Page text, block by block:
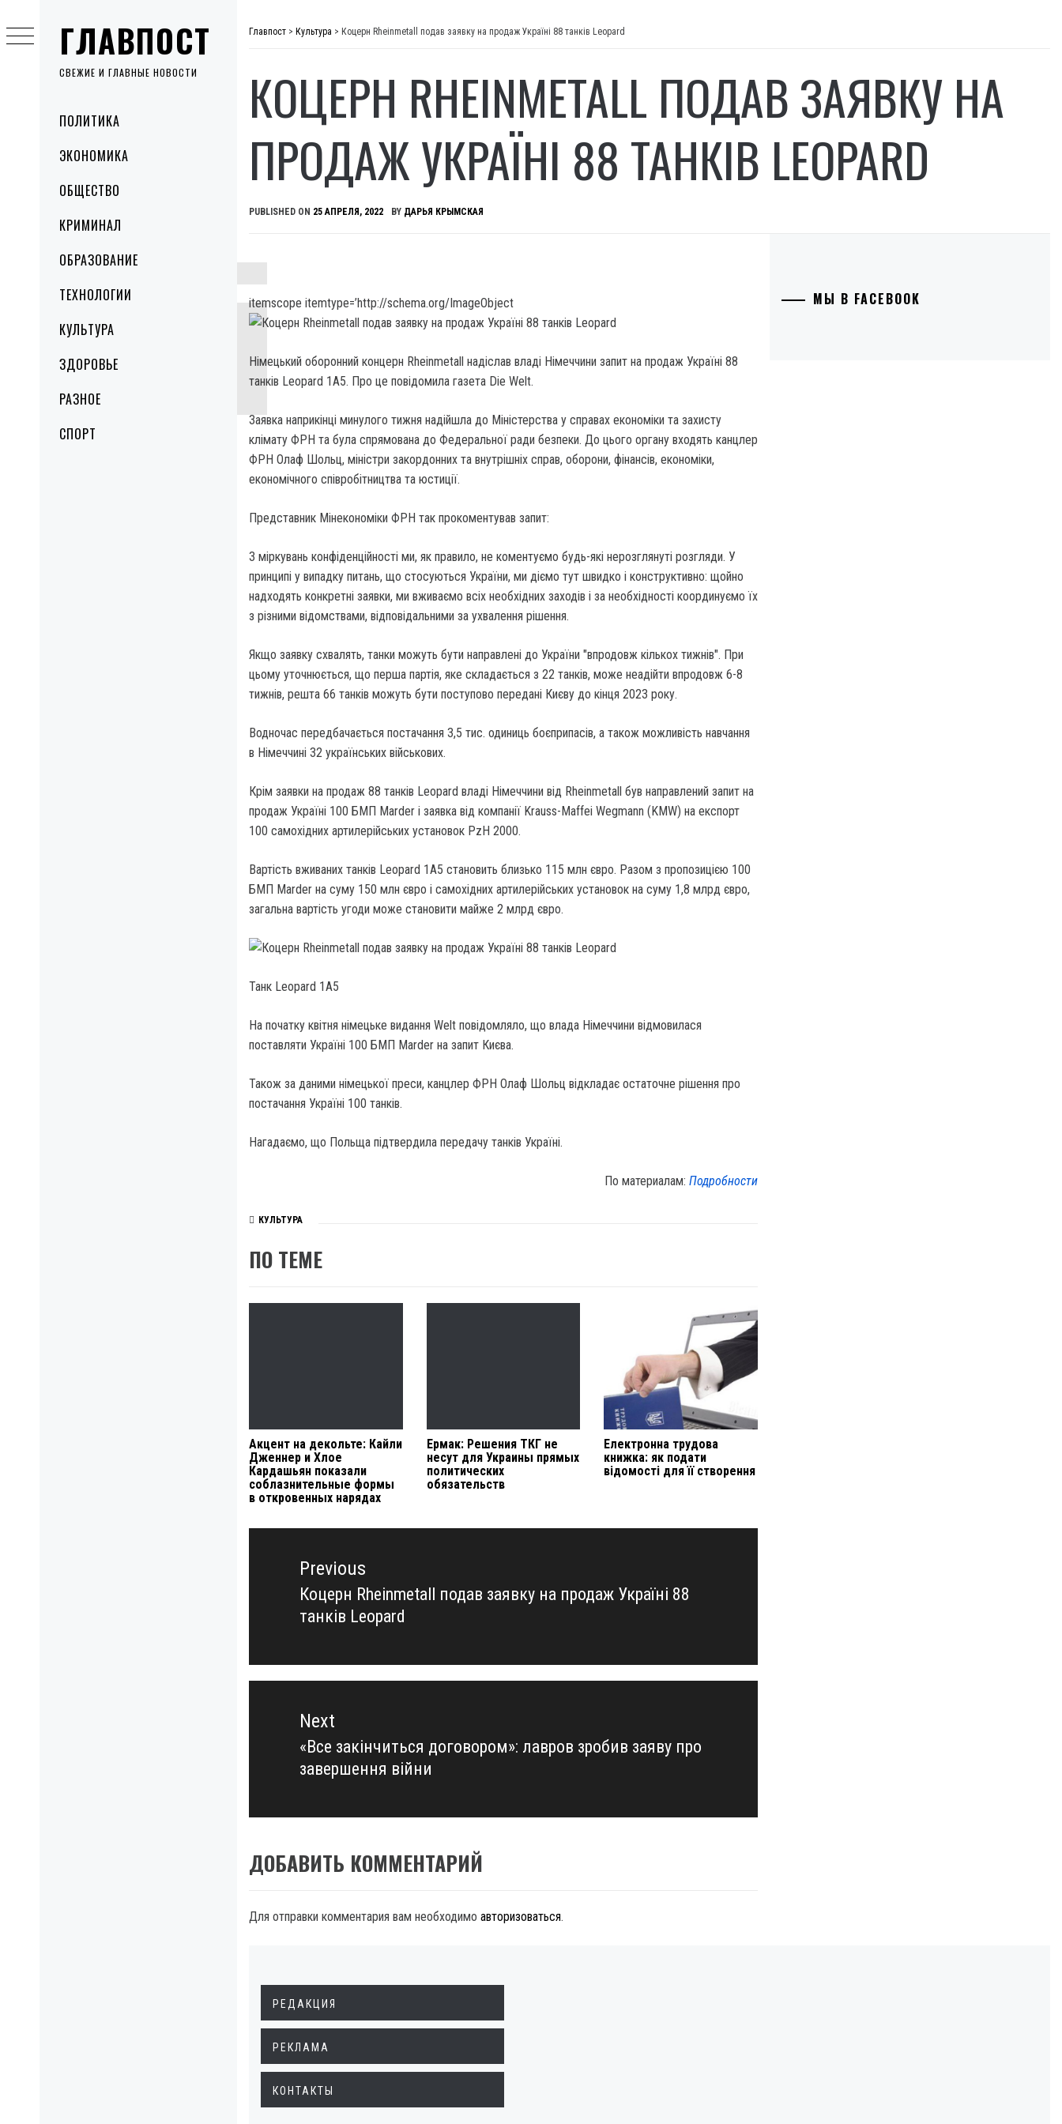
ГЛАВПОСТ
СВЕЖИЕ И ГЛАВНЫЕ НОВОСТИ
MenuПОЛИТИКА
ЭКОНОМИКА
ОБЩЕСТВО
КРИМИНАЛ
ОБРАЗОВАНИЕ
ТЕХНОЛОГИИ
КУЛЬТУРА
ЗДОРОВЬЕ
РАЗНОЕ
СПОРТ
to
content
Главпост > Культура > Коцерн Rheinmetall подав заявку на продаж Україні 88 танків Leopard
КОЦЕРН RHEINMETALL ПОДАВ ЗАЯВКУ НА
ПРОДАЖ УКРАЇНІ 88 ТАНКІВ LEOPARD
PUBLISHED ON 25 АПРЕЛЯ, 2022 BY ДАРЬЯ КРЫМСКАЯ
itemscope itemtype=’http://schema.org/ImageObject
Німецький оборонний концерн Rheinmetall надіслав владі Німеччини запит на продаж Україні 88
танків Leopard 1A5. Про це повідомила газета Die Welt.
Заявка наприкінці минулого тижня надійшла до Міністерства у справах економіки та захисту
клімату ФРН та була спрямована ​​до Федеральної ради безпеки. До цього органу входять канцлер
ФРН Олаф Шольц, міністри закордонних та внутрішніх справ, оборони, фінансів, економіки,
економічного співробітництва та юстиції.
Представник Мінекономіки ФРН так прокоментував запит:
З міркувань конфіденційності ми, як правило, не коментуємо будь-які нерозглянуті розгляди. У
принципі у випадку питань, що стосуються України, ми діємо тут швидко і конструктивно: щойно
надходять конкретні заявки, ми вживаємо всіх необхідних заходів і за необхідності координуємо їх
з різними відомствами, відповідальними за ухвалення рішення.
Якщо заявку схвалять, танки можуть бути направлені до України "впродовж кількох тижнів". При
цьому уточнюється, що перша партія, яке складається з 22 танків, може неадійти впродовж 6-8
тижнів, решта 66 танків можуть бути поступово передані Києву до кінця 2023 року.
Водночас передбачається постачання 3,5 тис. одиниць боєприпасів, а також можливість навчання
в Німеччині 32 українських військових.
Крім заявки на продаж 88 танків Leopard владі Німеччини від Rheinmetall був направлений запит на
продаж Україні 100 БМП Marder і заявка від компанії Krauss-Maffei Wegmann (KMW) на експорт
100 самохідних артилерійських установок PzH 2000.
Вартість вживаних танків Leopard 1A5 становить близько 115 млн євро. Разом з пропозицією 100
БМП Marder на суму 150 млн євро і самохідних артилерійських установок на суму 1,8 млрд євро,
загальна вартість угоди може становити майже 2 млрд євро.
Танк Leopard 1A5
На початку квітня німецьке видання Welt повідомляло, що влада Німеччини відмовилася
поставляти Україні 100 БМП Marder на запит Києва.
Також за даними німецької преси, канцлер ФРН Олаф Шольц відкладає остаточне рішення про
постачання Україні 100 танків.
Нагадаємо, що Польща підтвердила передачу танків Україні.
По материалам:Подробности
КУЛЬТУРА
ПО ТЕМЕ
Акцент на декольте: Кайли
Дженнер и Хлое
Кардашьян показали
соблазнительные формы
в откровенных нарядах
Ермак: Решения ТКГ не
несут для Украины прямых
политических
обязательств
Електронна трудова
книжка: як подати
відомості для її створення
Навигация
записямPrevious
Previous
post:
Коцерн Rheinmetall подав заявку на продаж Україні 88
танків Leopard
Next
Next
post:
«Все закінчиться договором»: лавров зробив заяву про
завершення війни
ДОБАВИТЬ КОММЕНТАРИЙ
Для отправки комментария вам необходимо авторизоваться.
МЫ В FACEBOOK
РЕДАКЦИЯ
РЕКЛАМА
КОНТАКТЫ